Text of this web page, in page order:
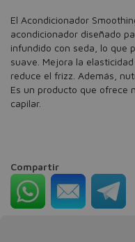
El Acondicionador
acondicionador diseñado
infundido con seda, lo que
suave. Mejora la
reduce el frizz. Además,
Es un producto que ofrece
capilar.
Compartir